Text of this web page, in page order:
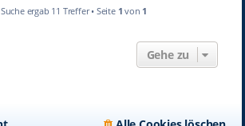
ergab 11 Treffer • Seite 1 von 1
Gehe zu